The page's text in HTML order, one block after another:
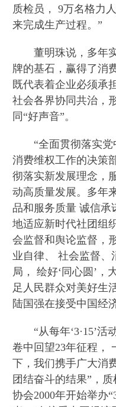
质检员， 9万名格力
来完成生产过程。”
董明珠说，多年实
牌的基石，赢得了消
既代表着企业必须承
社会各界协同共治，
同“好声音”。
“全面贯彻落实党
消费维权工作的决策
彻落实新发展理念，
动高质量发展。多年
品和服务质量 诚信承
地适应新时代社团组
会监督和舆论监督，
业自律、 社会监督、
局， 绘好‘同心圆’，
足人民群众对美好生
陆国强在接受中国经
“从每年‘3·15’活
卷中回望23年征程，
下，我们携手广大消
团结奋斗的结果”，
协会2000年开始举办